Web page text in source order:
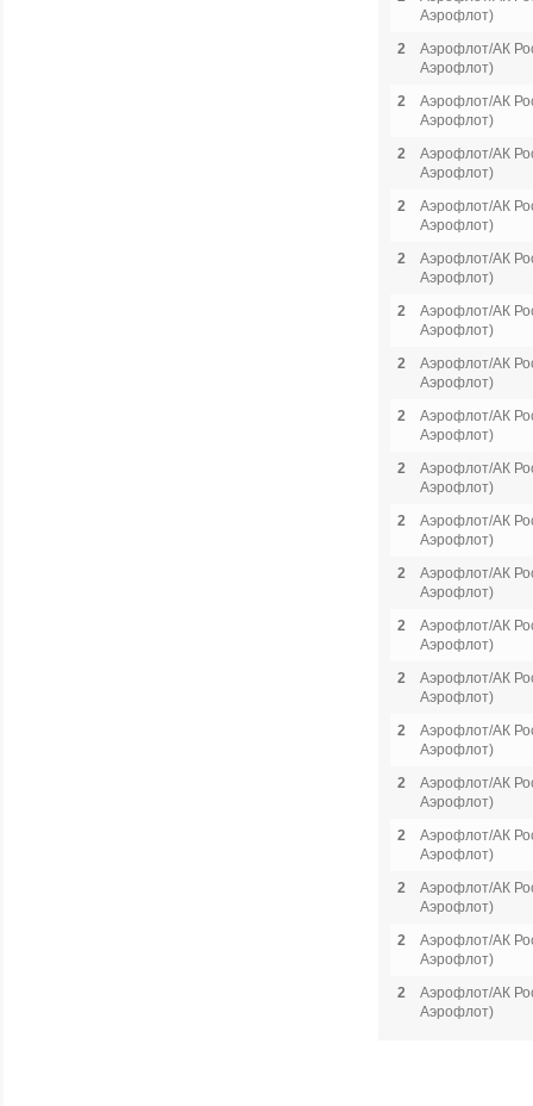
Аэрофлот)
2
Аэрофлот/АК
Аэрофлот)
2
Аэрофлот/АК
Аэрофлот)
2
Аэрофлот/АК
Аэрофлот)
2
Аэрофлот/АК
Аэрофлот)
2
Аэрофлот/АК
Аэрофлот)
2
Аэрофлот/АК
Аэрофлот)
2
Аэрофлот/АК
Аэрофлот)
2
Аэрофлот/АК
Аэрофлот)
2
Аэрофлот/АК
Аэрофлот)
2
Аэрофлот/АК
Аэрофлот)
2
Аэрофлот/АК
Аэрофлот)
2
Аэрофлот/АК
Аэрофлот)
2
Аэрофлот/АК
Аэрофлот)
2
Аэрофлот/АК
Аэрофлот)
2
Аэрофлот/АК
Аэрофлот)
2
Аэрофлот/АК
Аэрофлот)
2
Аэрофлот/АК
Аэрофлот)
2
Аэрофлот/АК
Аэрофлот)
2
Аэрофлот/АК
Аэрофлот)